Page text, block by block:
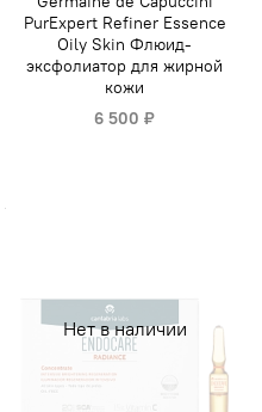
PurExpert Refiner Essence
Oily Skin Флюид-
эксфолиатор для жирной
кожи
6 500 ₽
Нет в наличии